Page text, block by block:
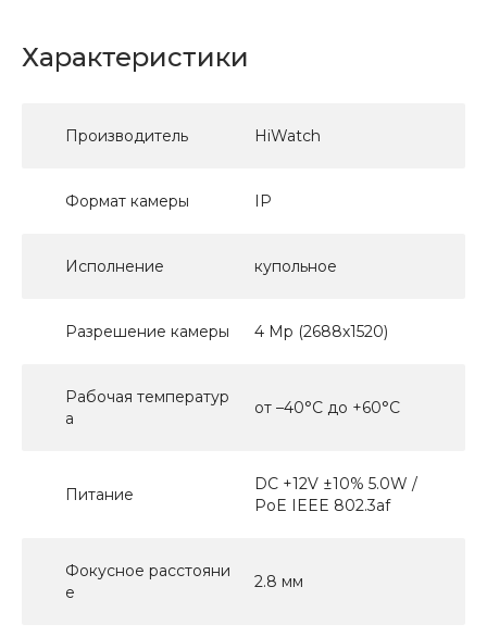
Характеристики
Производитель HiWatch
Формат камеры IP
Исполнение купольное
Разрешение камеры 4 Мр (2688х1520)
Рабочая температур
а
от –40°C до +60°C
Питание
DC +12V ±10% 5.0W /
PoE IEEE 802.3af
Фокусное расстояни
е
2.8 мм